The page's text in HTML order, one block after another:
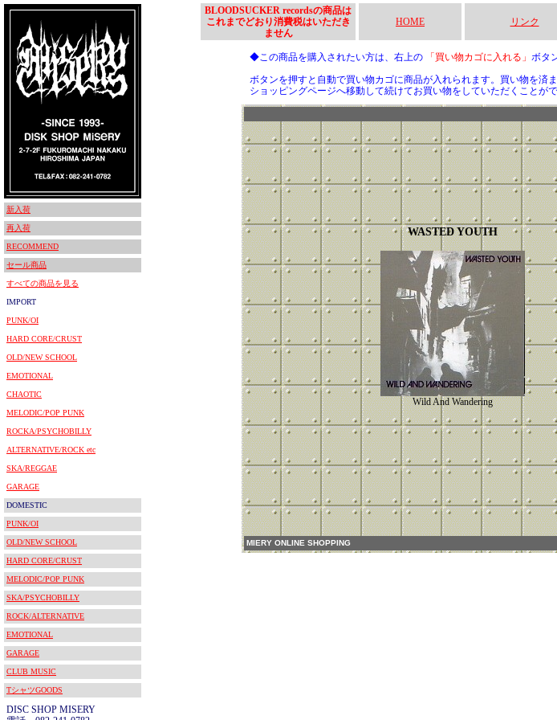
新入荷
再入荷
RECOMMEND
セール商品
すべての商品を見る
IMPORT
PUNK/OI
HARD CORE/CRUST
OLD/NEW SCHOOL
EMOTIONAL
CHAOTIC
MELODIC/POP PUNK
ROCKA/PSYCHOBILLY
ALTERNATIVE/ROCK etc
SKA/REGGAE
GARAGE
DOMESTIC
PUNK/OI
OLD/NEW SCHOOL
HARD CORE/CRUST
MELODIC/POP PUNK
SKA/PSYCHOBILLY
ROCK/ALTERNATIVE
EMOTIONAL
GARAGE
CLUB MUSIC
TシャツGOODS
DISC SHOP MISERY
BLOODSUCKER recordsの商品は
これまでどおり消費税はいただき
ません
HOME リンク
◆この商品を購入されたい方は、右上の 「買い物カゴに入れる」 ボタ
ボタンを押すと自動で買い物カゴに商品が入れられます。買い物を済
ショッピングページへ移動して続けてお買い物をしていただくことがで
WASTED YOUTH
Wild And Wandering
MIERY ONLINE SHOPPING